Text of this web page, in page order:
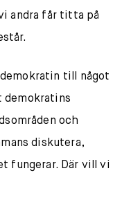
andra får titta på
till något
demokratins
och
diskutera,
fungerar. Där vill vi